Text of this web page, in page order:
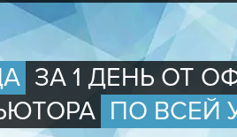
ЗА 1 ДЕНЬ ОТ
ПО ВСЕЙ